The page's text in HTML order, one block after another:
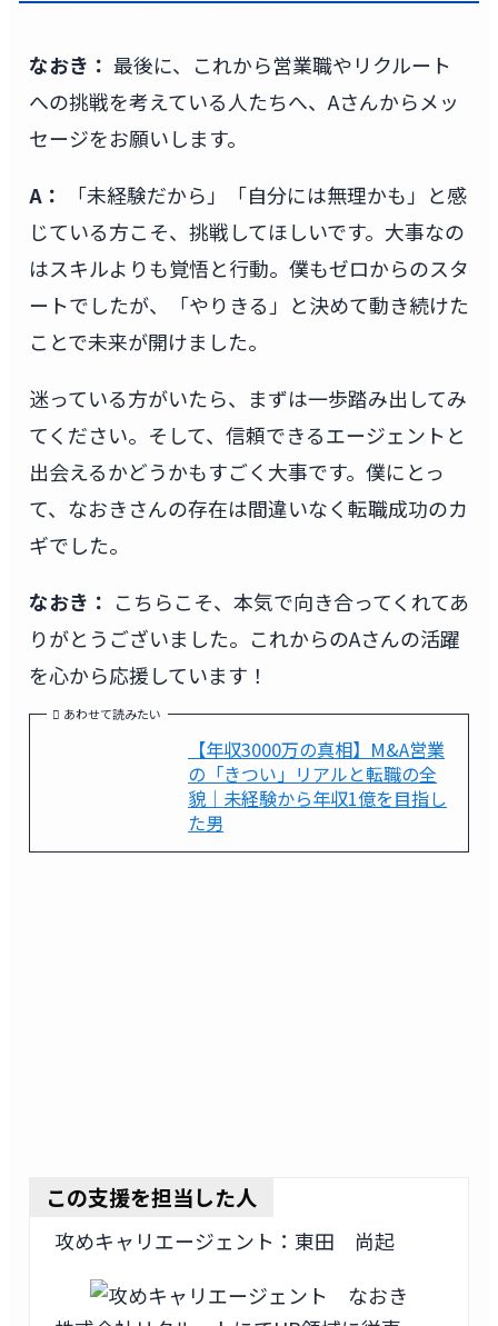
なおき： 最後に、これから営業職やリクルート
への挑戦を考えている人たちへ、Aさんからメッ
セージをお願いします。
A：
「未経験だから」「自分には無理かも」と感
じている方こそ、挑戦してほしいです。大事なの
はスキルよりも覚悟と行動。僕もゼロからのスタ
ートでしたが、「やりきる」と決めて動き続けた
ことで未来が開けました。
迷っている方がいたら、まずは一歩踏み出してみ
てください。そして、信頼できるエージェントと
出会えるかどうかもすごく大事です。僕にとっ
て、なおきさんの存在は間違いなく転職成功のカ
ギでした。
なおき： こちらこそ、本気で向き合ってくれてあ
りがとうございました。これからのAさんの活躍
を心から応援しています！
あわせて読みたい
【年収3000万の真相】M&A営業
の「きつい」リアルと転職の全
貌｜未経験から年収1億を目指し
た男
この支援を担当した人
攻めキャリエージェント：東田 尚起